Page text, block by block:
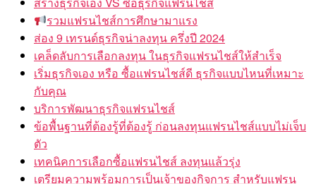
รวมแฟรนไชส์การศึกษามาแรง
ส่อง 9 เทรนด์ธุรกิจน่าลงทุน ครึ่งปี 2024
เคล็ดลับการเลือกลงทุน ในธุรกิจแฟรนไชส์ให้สำเร็จ
เริ่มธุรกิจเอง หรือ ซื้อแฟรนไชส์ดี ธุรกิจแบบไหนที่เหมาะ
กับคุณ
บริการพัฒนาธุรกิจแฟรนไชส์
ข้อพื้นฐานที่ต้องรู้ที่ต้องรู้ ก่อนลงทุนแฟรนไชส์แบบไม่เจ็บ
ตัว
เทคนิคการเลือกซื้อแฟรนไชส์ ลงทุนแล้วรุ่ง
เตรียมความพร้อมการเป็นเจ้าของกิจการ สำหรับแฟรน